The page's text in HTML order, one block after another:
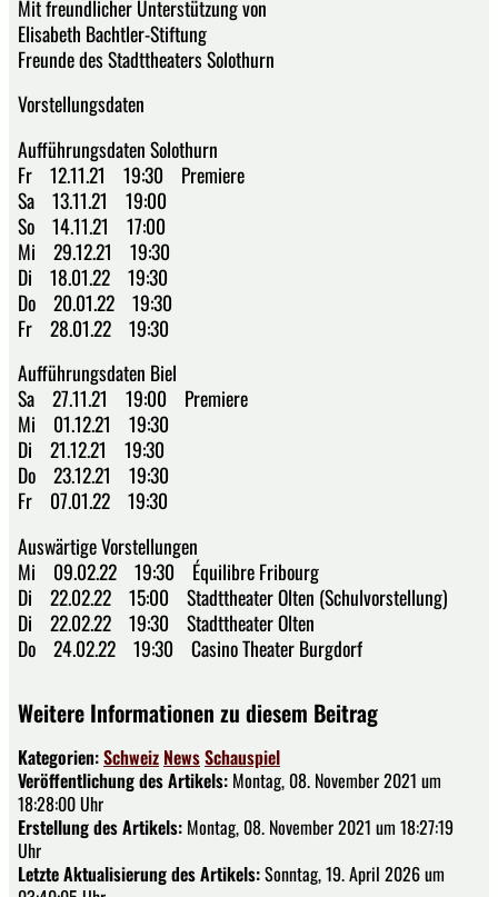
Mit freundlicher Unterstützung von
Elisabeth Bachtler-Stiftung
Freunde des Stadttheaters Solothurn
Vorstellungsdaten
Aufführungsdaten Solothurn
Fr 12.11.21 19:30 Premiere
Sa 13.11.21 19:00
So 14.11.21 17:00
Mi 29.12.21 19:30
Di 18.01.22 19:30
Do 20.01.22 19:30
Fr 28.01.22 19:30
Aufführungsdaten Biel
Sa 27.11.21 19:00 Premiere
Mi 01.12.21 19:30
Di 21.12.21 19:30
Do 23.12.21 19:30
Fr 07.01.22 19:30
Auswärtige Vorstellungen
Mi 09.02.22 19:30 Équilibre Fribourg
Di 22.02.22 15:00 Stadttheater Olten (Schulvorstellung)
Di 22.02.22 19:30 Stadttheater Olten
Do 24.02.22 19:30 Casino Theater Burgdorf
Weitere Informationen zu diesem Beitrag
Kategorien:Schweiz NewsSchauspiel
Veröffentlichung des Artikels: Montag, 08. November 2021 um
18:28:00 Uhr
Erstellung des Artikels: Montag, 08. November 2021 um 18:27:19
Uhr
Letzte Aktualisierung des Artikels:Sonntag, 19. April 2026 um